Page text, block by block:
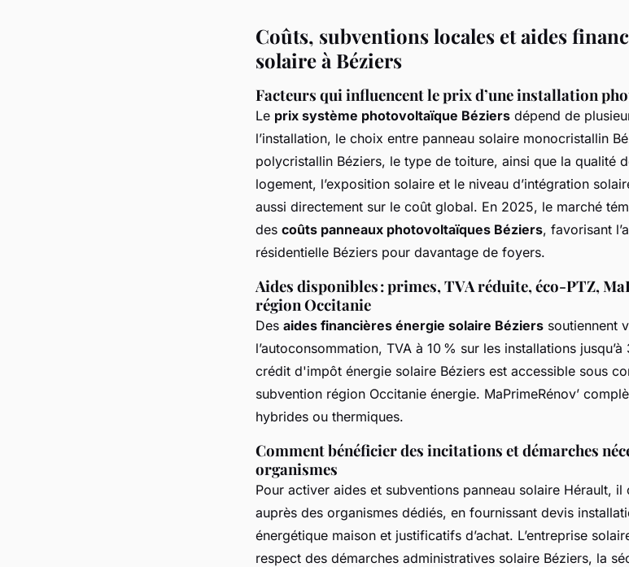
Coûts, subventions locales et aides
solaire à Béziers
Facteurs qui influencent le prix d’une installation
Le prix système photovoltaïque Béziers dépend de
l’installation, le choix entre panneau solaire monocristallin
polycristallin Béziers, le type de toiture, ainsi que la qualité
logement, l’exposition solaire et le niveau d’intégration
aussi directement sur le coût global. En 2025, le marché
des coûts panneaux photovoltaïques Béziers, favorisant
résidentielle Béziers pour davantage de foyers.
Aides disponibles : primes, TVA réduite, éco-PTZ,
région Occitanie
Des aides financières énergie solaire Béziers soutiennent
l’autoconsommation, TVA à 10 % sur les installations
crédit d'impôt énergie solaire Béziers est accessible sous
subvention région Occitanie énergie. MaPrimeRénov’
hybrides ou thermiques.
Comment bénéficier des incitations et démarches
organismes
Pour activer aides et subventions panneau solaire Hérault,
auprès des organismes dédiés, en fournissant devis
énergétique maison et justificatifs d’achat. L’entreprise
respect des démarches administratives solaire Béziers, la